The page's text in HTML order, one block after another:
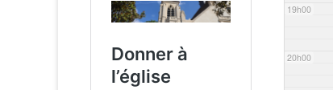
19h00
20h00